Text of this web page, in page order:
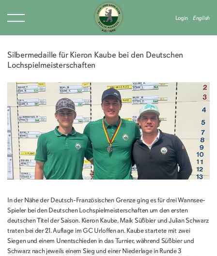
Login English
Silbermedaille für Kieron Kaube bei den Deutschen
Lochspielmeisterschaften
In der Nähe der Deutsch-Französischen Grenze ging es für drei Wannsee-
Spieler bei den Deutschen Lochspielmeisterschaften um den ersten
deutschen Titel der Saison. Kieron Kaube, Maik Süßbier und Julian Schwarz
traten bei der 21. Auflage im GC Urloffen an. Kaube startete mit zwei
Siegen und einem Unentschieden in das Turnier, während Süßbier und
Schwarz nach jeweils einem Sieg und einer Niederlage in Runde 3